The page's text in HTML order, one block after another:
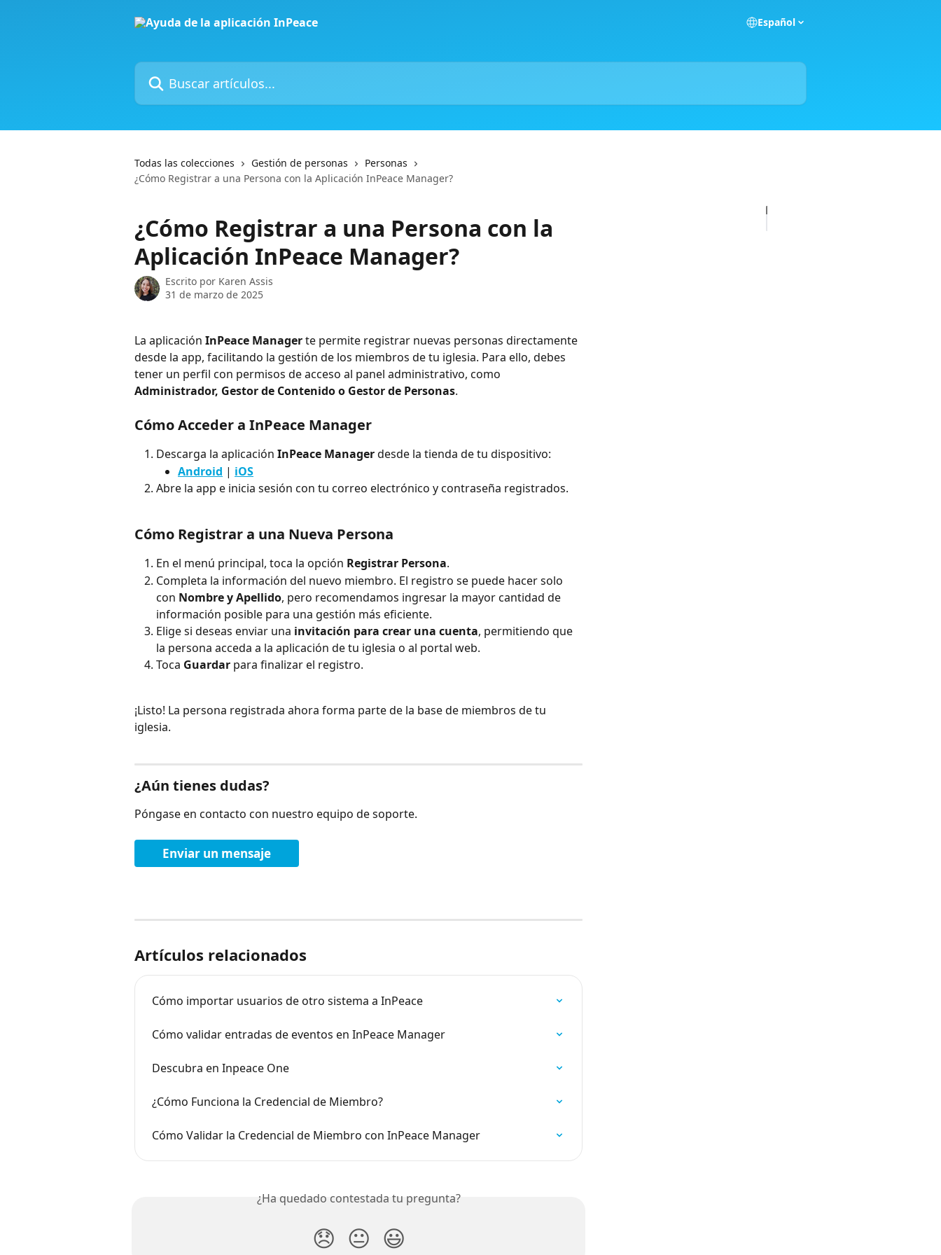
Español
Buscar artículos...
Todas las colecciones Gestión de personas
Personas
¿Cómo Registrar a una Persona con la Aplicación InPeace Manager?
¿Cómo Registrar a una Persona con la
Aplicación InPeace Manager?
Escrito por Karen Assis
31 de marzo de 2025
La aplicación InPeace Manager te permite registrar nuevas personas directamente
desde la app, facilitando la gestión de los miembros de tu iglesia. Para ello, debes
tener un perfil con permisos de acceso al panel administrativo, como
Administrador, Gestor de Contenido o Gestor de Personas.
Cómo Acceder a InPeace Manager
Descarga la aplicación InPeace Manager desde la tienda de tu dispositivo:
Android | iOS
Abre la app e inicia sesión con tu correo electrónico y contraseña registrados.
Cómo Registrar a una Nueva Persona
En el menú principal, toca la opción Registrar Persona.
Completa la información del nuevo miembro. El registro se puede hacer solo
con Nombre y Apellido, pero recomendamos ingresar la mayor cantidad de
información posible para una gestión más eficiente.
Elige si deseas enviar una invitación para crear una cuenta, permitiendo que
la persona acceda a la aplicación de tu iglesia o al portal web.
Toca Guardar para finalizar el registro.
¡Listo! La persona registrada ahora forma parte de la base de miembros de tu
iglesia.
¿Aún tienes dudas?
Póngase en contacto con nuestro equipo de soporte.
Enviar un mensaje
Artículos relacionados
Cómo importar usuarios de otro sistema a InPeace
Cómo validar entradas de eventos en InPeace Manager
Descubra en Inpeace One
¿Cómo Funciona la Credencial de Miembro?
Cómo Validar la Credencial de Miembro con InPeace Manager
¿Ha quedado contestada tu pregunta?
😞 😐 😃